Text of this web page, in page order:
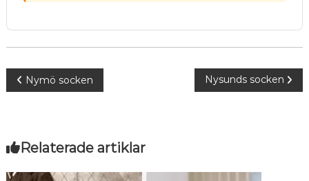
Inläggsnavigering
Nymö socken Nysunds socken
Relaterade artiklar